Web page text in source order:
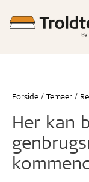
Forside Temaer
Her kan